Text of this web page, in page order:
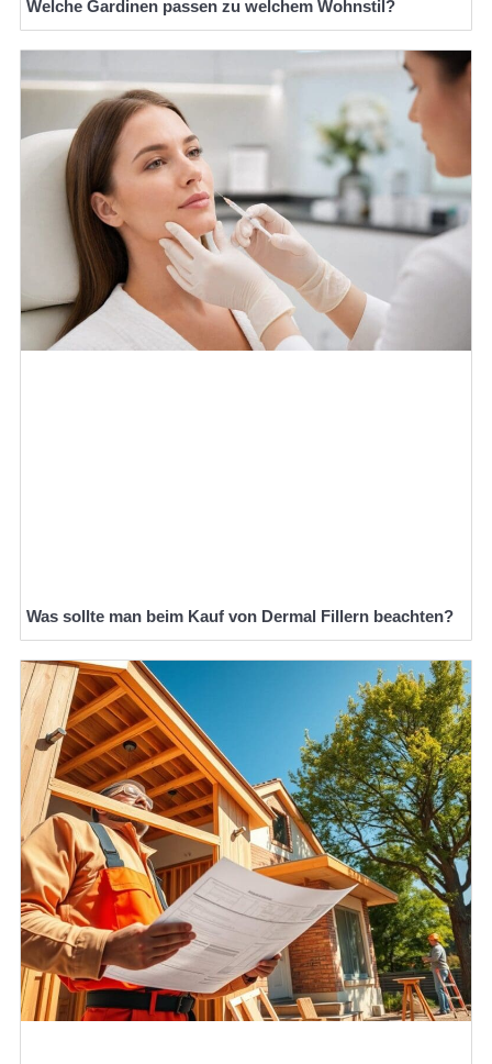
Welche Gardinen passen zu welchem Wohnstil?
Was sollte man beim Kauf von Dermal Fillern beachten?